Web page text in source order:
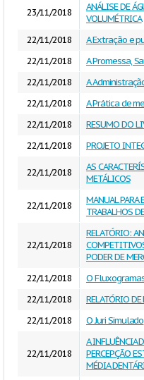
23/11/2018
ANÁLISE DE
VOLUMÉTRICA
22/11/2018 A Extração e
22/11/2018
A Promessa,
22/11/2018
A
22/11/2018
A Prática de
22/11/2018
RESUMO DO
22/11/2018
PROJETO
22/11/2018
AS
METÁLICOS
22/11/2018
MANUAL PARA
TRABALHOS
22/11/2018
RELATÓRIO:
PODER DE
22/11/2018 O
22/11/2018
RELATÓRIO
22/11/2018
O Juri Simulado
22/11/2018
A INFLUÊNCIA
PERCEPÇÃO
MÉDIA